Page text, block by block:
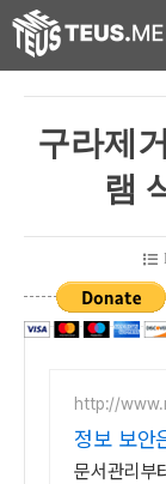
구라제
램
http://
정보 보안
문서중앙
문서관리부